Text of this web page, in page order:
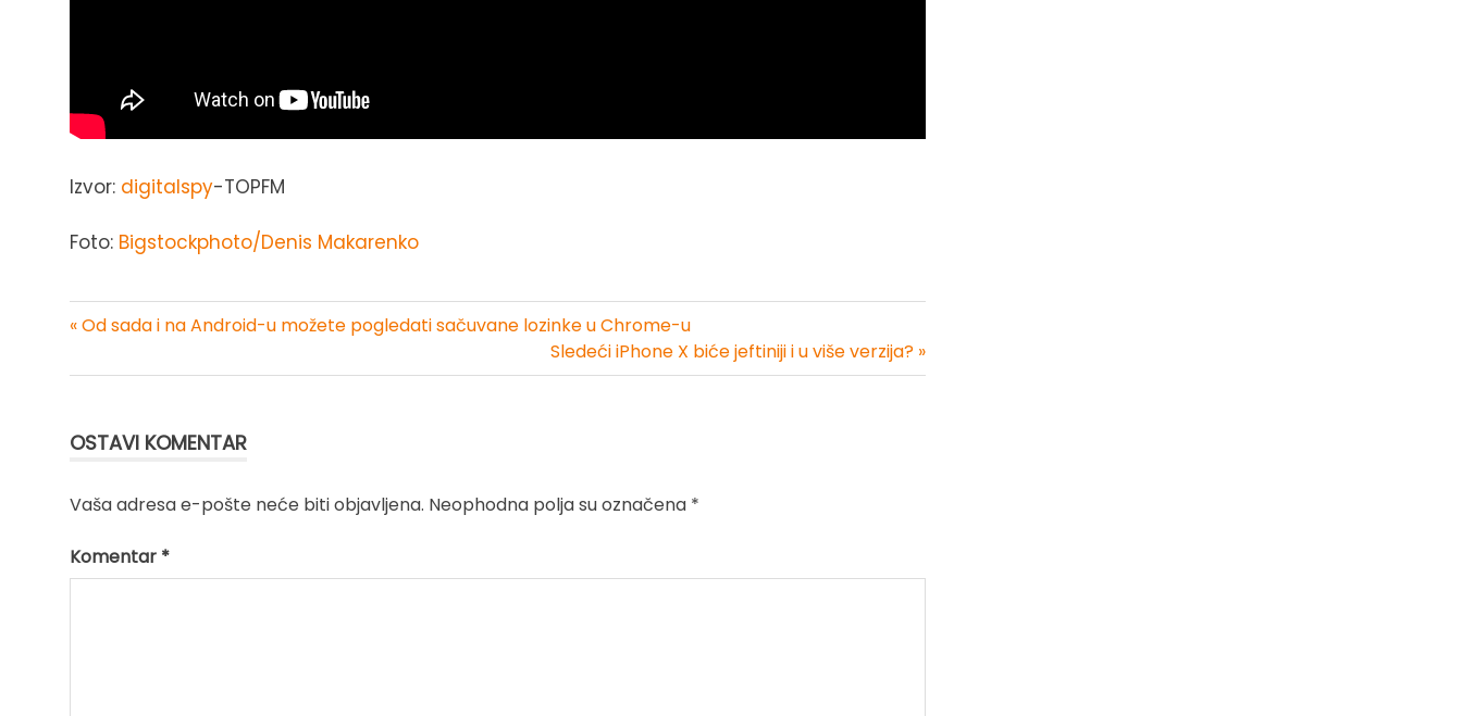
Izvor: digitalspy-TOPFM
Foto: Bigstockphoto/Denis Makarenko
« Od sada i na Android-u možete pogledati sačuvane lozinke u Chrome-u
Sledeći iPhone X biće jeftiniji i u više verzija? »
OSTAVI KOMENTAR
Vaša adresa e-pošte neće biti objavljena. Neophodna polja su označena *
Komentar *